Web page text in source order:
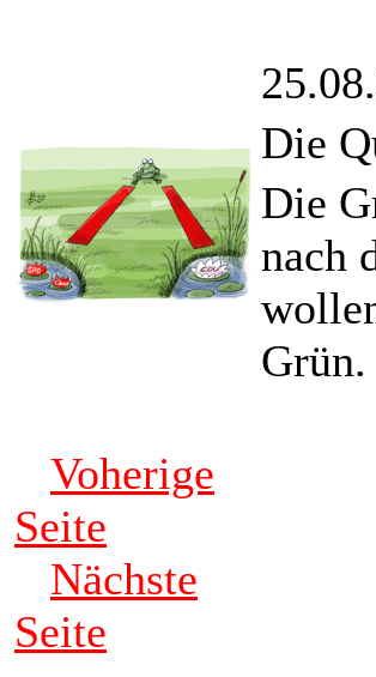
Die
Die
nach
Grün.
Voherige
Seite
Nächste
Seite